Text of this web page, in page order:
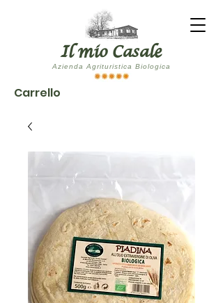
Azienda Agrituristica Biologica
Il mio Casale
Carrello